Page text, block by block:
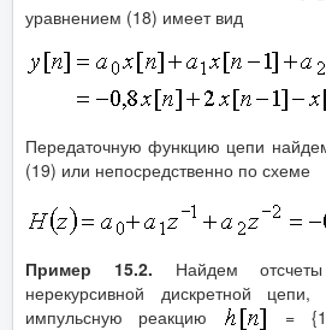
уравнением (18) имеет вид
Передаточную функцию цепи
(19) или непосредственно по схеме
Пример 15.2. Найдем
нерекурсивной дискретной
импульсную реакцию
=